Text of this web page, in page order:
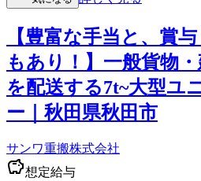
【豊富な手当と、賞
もあり！】一般貨物
を配送する7t~大型ユ
ー｜秋田県秋田市
サンワ重搬株式会社
想定給与